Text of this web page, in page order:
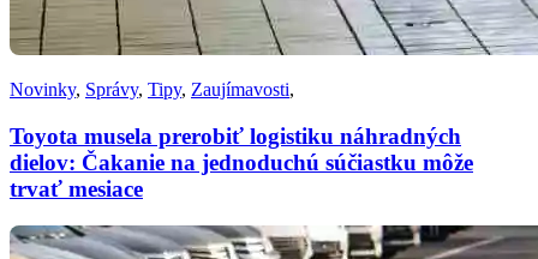
Novinky, Správy, Tipy, Zaujímavosti,
Toyota musela prerobiť logistiku náhradných
dielov: Čakanie na jednoduchú súčiastku môže
trvať mesiace